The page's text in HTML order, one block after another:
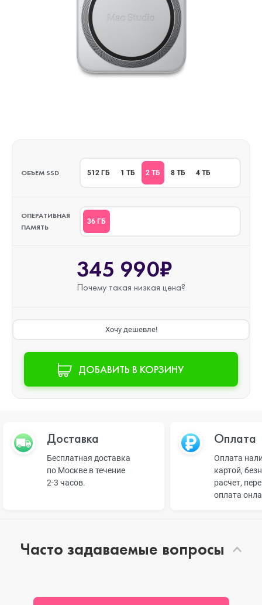
ОБЪЕМ SSD 512 ГБ 1 ТБ 2 ТБ 8 ТБ 4 ТБ
ОПЕРАТИВНАЯ
ПАМЯТЬ
36 ГБ
345 990₽
Почему такая низкая цена?
Хочу дешевле!
ДОБАВИТЬ В КОРЗИНУ
Доставка
Бесплатная доставка
по Москве в течение
2-3 часов.
Оплата
Оплата
картой,
расчет,
оплата
Часто задаваемые вопросы